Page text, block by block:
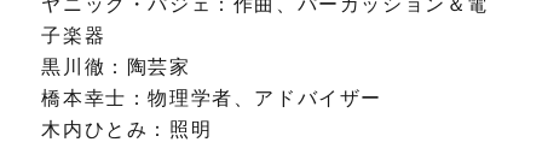
ヤニック・パジェ：作曲、パーカッション＆電
子楽器
黒川徹：陶芸家
橋本幸士：物理学者、アドバイザー
木内ひとみ：照明